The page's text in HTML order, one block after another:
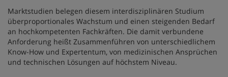
Marktstudien belegen diesem interdisziplinären Studium
überproportionales Wachstum und einen steigenden Bedarf
an hochkompetenten Fachkräften. Die damit verbundene
Anforderung heißt Zusammenführen von unterschiedlichem
Know-How und Expertentum, von medizinischen Ansprüchen
und technischen Lösungen auf höchstem Niveau.